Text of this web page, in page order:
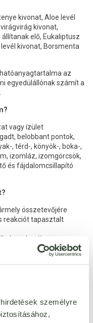
személyre
kivonat, Aloe levél
kivonat,
elő, Eukaliptusz
levél kivonat, Borsmenta
az
egyedülállónak számít a
vagy ízület
belobbant pontok,
, térd-, könyök-, boka-,
izomláz, izomgörcsök,
és fájdalomcsillapító
összetevőjére
reakciót tapasztalt
bedörzsölni,
mesterséges szín,